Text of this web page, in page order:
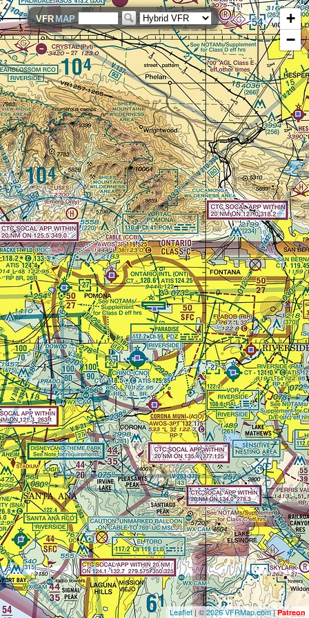
+
−
Leaflet| ©2026 VFRMap.com|Patreon
VFR MAP